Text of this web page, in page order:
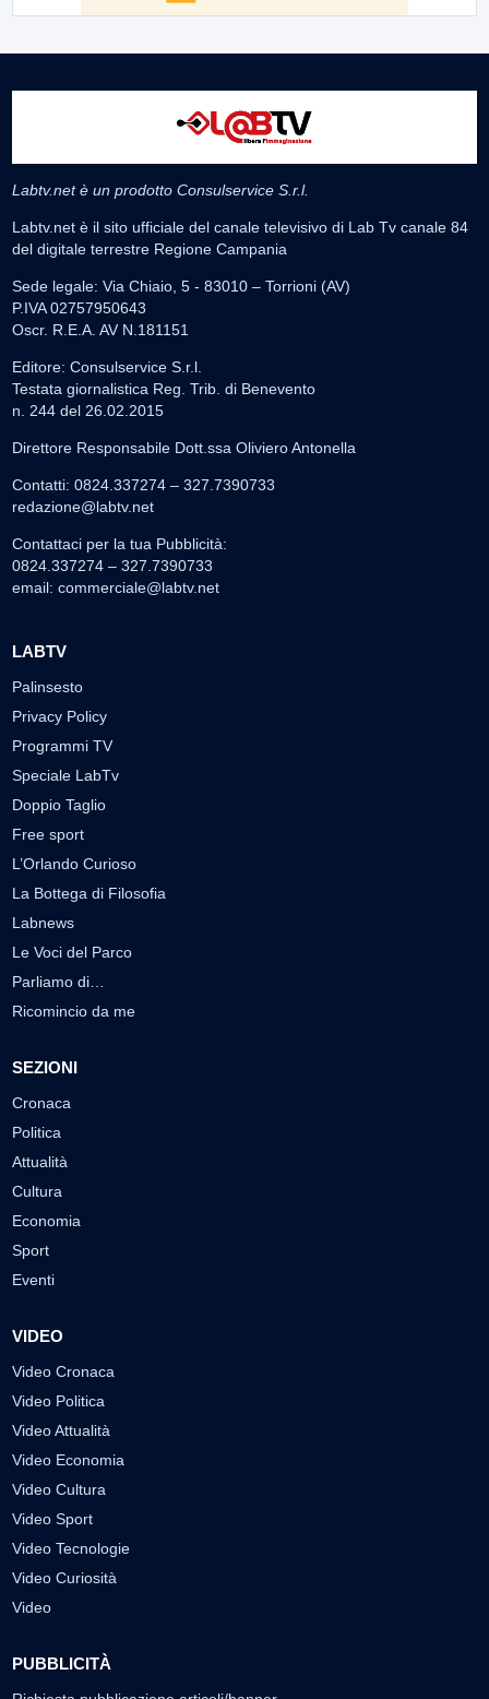
Labtv.net è un prodotto Consulservice S.r.l.
Labtv.net è il sito ufficiale del canale televisivo di Lab Tv canale 84
del digitale terrestre Regione Campania
Sede legale: Via Chiaio, 5 - 83010 – Torrioni (AV)
P.IVA 02757950643
Oscr. R.E.A. AV N.181151
Editore: Consulservice S.r.l.
Testata giornalistica Reg. Trib. di Benevento
n. 244 del 26.02.2015
Direttore Responsabile Dott.ssa Oliviero Antonella
Contatti: 0824.337274 – 327.7390733
redazione@labtv.net
Contattaci per la tua Pubblicità:
0824.337274 – 327.7390733
email: commerciale@labtv.net
LABTV
Palinsesto
Privacy Policy
Programmi TV
Speciale LabTv
Doppio Taglio
Free sport
L’Orlando Curioso
La Bottega di Filosofia
Labnews
Le Voci del Parco
Parliamo di…
Ricomincio da me
SEZIONI
Cronaca
Politica
Attualità
Cultura
Economia
Sport
Eventi
VIDEO
Video Cronaca
Video Politica
Video Attualità
Video Economia
Video Cultura
Video Sport
Video Tecnologie
Video Curiosità
Video
PUBBLICITÀ